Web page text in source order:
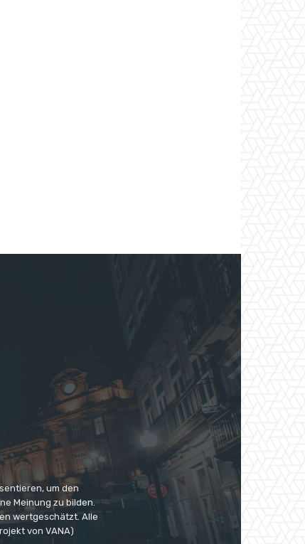
um den
Meinung zu bilden.
wertgeschätzt. Alle
von VANA)